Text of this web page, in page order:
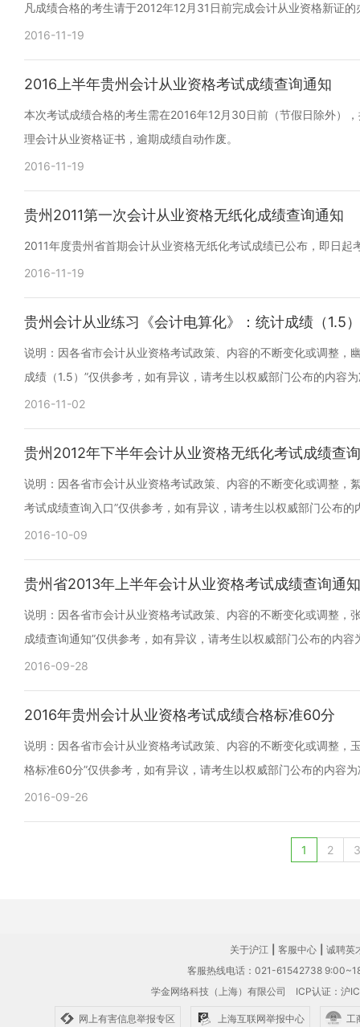
凡成绩合格的考生请于2012年12月31日前完成会计从业资格新证
2016-11-19
2016上半年贵州会计从业资格考试成绩查询通知
本次考试成绩合格的考生需在2016年12月30日前（节假日除外）
理会计从业资格证书，逾期成绩自动作废。
2016-11-19
贵州2011第一次会计从业资格无纸化成绩查询通知
2011年度贵州省首期会计从业资格无纸化考试成绩已公布，即日
2016-11-19
贵州会计从业练习《会计电算化》：统计成绩（1.5）
说明：因各省市会计从业资格考试政策、内容的不断变化或调整，
成绩（1.5）”仅供参考，如有异议，请考生以权威部门公布的内容
2016-11-02
贵州2012年下半年会计从业资格无纸化考试成绩查
说明：因各省市会计从业资格考试政策、内容的不断变化或调整，
考试成绩查询入口”仅供参考，如有异议，请考生以权威部门公布的
2016-10-09
贵州省2013年上半年会计从业资格考试成绩查询通知
说明：因各省市会计从业资格考试政策、内容的不断变化或调整，
成绩查询通知”仅供参考，如有异议，请考生以权威部门公布的内容
2016-09-28
2016年贵州会计从业资格考试成绩合格标准60分
说明：因各省市会计从业资格考试政策、内容的不断变化或调整
格标准60分”仅供参考，如有异议，请考生以权威部门公布的内容
2016-09-26
1 2 3
关于沪江 客服中心
诚聘英
客服热线电话：021-61542738
学金网络科技（上海）有限公司 ICP认证：沪
网上有害信息举报专区 上海互联网举报中心 工